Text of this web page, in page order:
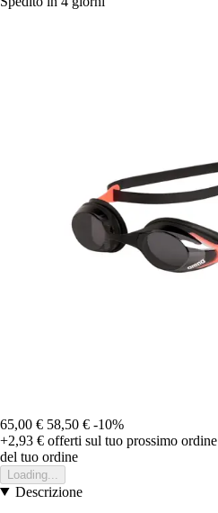
65,00 € 58,50 € -10%
+2,93 € offerti sul tuo prossimo ordine
del tuo ordine
Loading...
Descrizione